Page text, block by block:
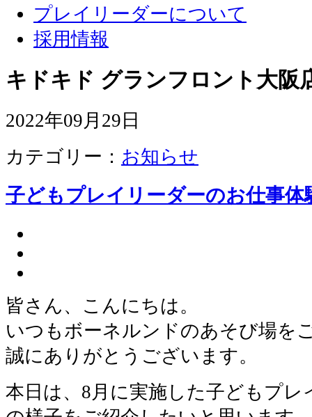
プレイリーダーについて
採用情報
キドキド グランフロント大阪
2022年09月29日
カテゴリー： お知らせ
子どもプレイリーダーのお仕事体
皆さん、こんにちは。
いつもボーネルンドのあそび場を
誠にありがとうございます。
本日は、8月に実施した子どもプ